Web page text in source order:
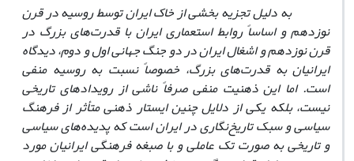
به دلیل تجزیه بخشی از خاک ایران توسط روسیه در قرن
نوزدهم و اساساً روابط استعماری ایران با قدرتهای بزرگ در
قرن نوزدهم و اشغال ایران در دو جنگ جهانی اول و دوم، دیدگاه
ایرانیان به قدرت‌های بزرگ، خصوصاً نسبت به روسیه منفی
است. اما این ذهنیت منفی صرفاً ناشی از رویدادهای تاریخی
نیست، بلکه یکی از دلایل چنین ایستار ذهنی متأثر از فرهنگ
سیاسی و سبک تاریخ‌نگاریدر ایران است که پدیده‌های سیاسی
و تاریخی به صورت تک عاملی و با صبغه فرهنگی ایرانیان مورد